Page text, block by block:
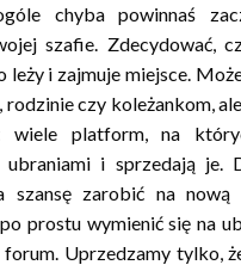
chyba powinnaś
szafie. Zdecydować,
leży i zajmuje miejsce.
rodzinie czy koleżankom,
wiele platform, na
ubraniami i sprzedają je.
szansę zarobić na
prostu wymienić się na
Uprzedzamy tylko,